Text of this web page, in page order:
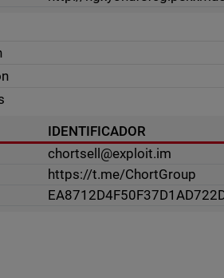
IDENTIFICADOR
chortsell@exploit.im
https://t.me/ChortGroup